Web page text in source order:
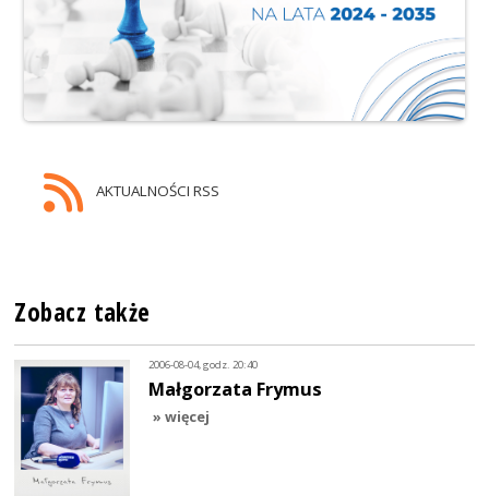
AKTUALNOŚCI RSS
Zobacz także
2006-08-04, godz. 20:40
Małgorzata Frymus
» więcej